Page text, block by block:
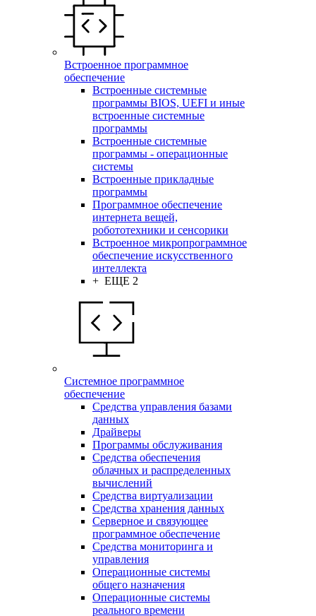
Встроенное программное
обеспечение
Встроенные системные
программы BIOS, UEFI и иные
встроенные системные
программы
Встроенные системные
программы - операционные
системы
Встроенные прикладные
программы
Программное обеспечение
интернета вещей,
робототехники и сенсорики
Встроенное микропрограммное
обеспечение искусственного
интеллекта
+ ЕЩЕ 2
Системное программное
обеспечение
Средства управления базами
данных
Драйверы
Программы обслуживания
Средства обеспечения
облачных и распределенных
вычислений
Средства виртуализации
Средства хранения данных
Серверное и связующее
программное обеспечение
Средства мониторинга и
управления
Операционные системы
общего назначения
Операционные системы
реального времени